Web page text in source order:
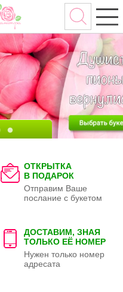
ОТКРЫТКА
В ПОДАРОК
Отправим Ваше
послание с букетом
ДОСТАВИМ, ЗНАЯ
ТОЛЬКО ЕЁ НОМЕР
Нужен только номер
адресата